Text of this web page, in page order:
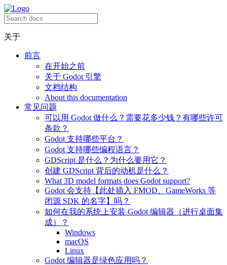
关于
前言
在开始之前
关于 Godot 引擎
文档结构
About this documentation
常见问题
可以用 Godot 做什么？需要花多少钱？有哪些许可
条款？
Godot 支持哪些平台？
Godot 支持哪些编程语言？
GDScript 是什么？为什么要用它？
创建 GDScript 背后的动机是什么？
What 3D model formats does Godot support?
Godot 会支持【此处插入 FMOD、GameWorks 等
闭源 SDK 的名字】吗？
如何在我的系统上安装 Godot 编辑器（进行桌面集
成）？
Windows
macOS
Linux
Godot 编辑器是绿色应用吗？